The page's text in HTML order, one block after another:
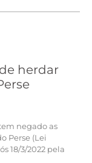
herdar
negado as
Perse (Lei
18/3/2022 pela